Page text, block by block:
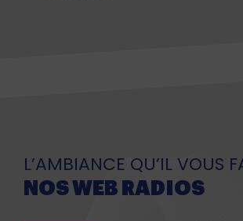
L’AMBIANCE QU’IL VOUS
NOS WEB RADIOS